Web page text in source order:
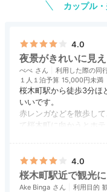
した。セキュリティも
利用できました。
Sightseeing
周辺観光にでか
横浜みなとみら
カップル
4.0
夜景がきれいに見
べべ 利用した際の同
１人１泊予算 15,000円未満
桜木町駅から徒歩3分ほ
いいです。
赤レンガなどを散歩し
て桜木町に向かうとホ
です。
また、フロントの対応も
ただ、部屋はあまり広く
食事・ドリンク
評価なし
4.0
桜木町駅近で観光
Ake Binga 利用目的